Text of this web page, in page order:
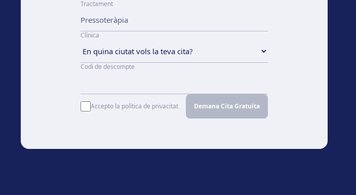
Tractament
Clínica
Codi de descompte
Accepto la política de privacitat Demana Cita Gratuïta